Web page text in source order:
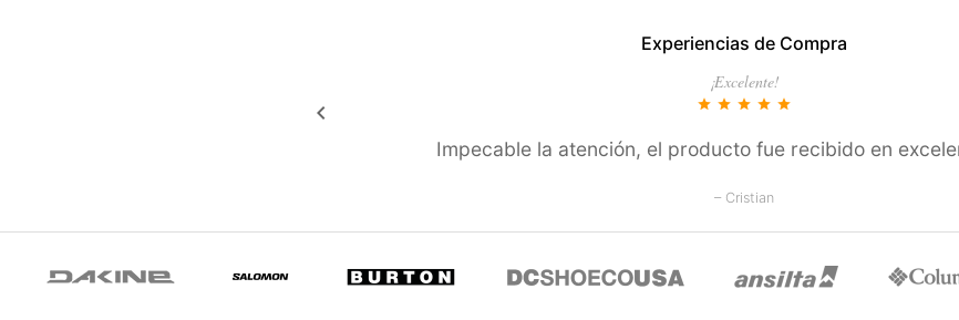
Experiencias de Compra
¡Excelente!
star star star star star
Impecable la atención, el producto fue recibido en
– Cristian
keyboard_arrow_left